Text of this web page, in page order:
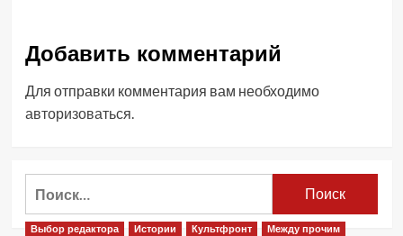
Добавить комментарий
Для отправки комментария вам необходимо
авторизоваться.
Выбор редактора Истории Культфронт
Между прочим